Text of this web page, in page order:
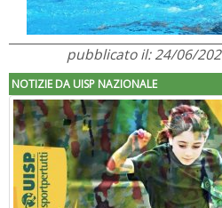
pubblicato il: 24/06/
NOTIZIE DA UISP NAZIONALE